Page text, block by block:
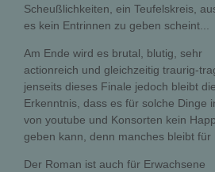
Scheußlichkeiten, ein Teufelskreis,
es kein Entrinnen zu geben scheint...
Am Ende wird es brutal, blutig, sehr
actionreich und gleichzeitig traurig-
jenseits dieses Finale jedoch bleibt die
Erkenntnis, dass es für solche Dinge
von youtube und Konsorten kein
geben kann, denn manches bleibt für
Der Roman ist auch für Erwachsene